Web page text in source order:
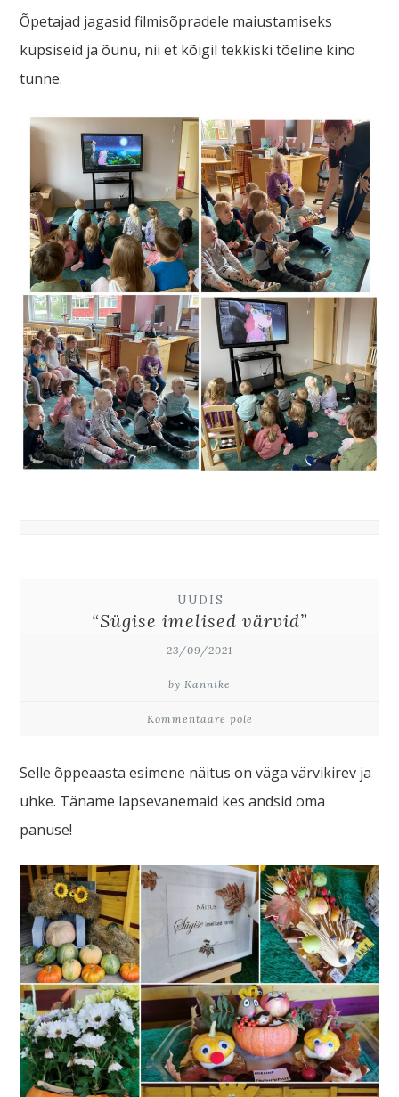
Õpetajad jagasid filmisõpradele maiustamiseks
küpsiseid ja õunu, nii et kõigil tekkiski tõeline kino
tunne.
UUDIS
“Sügise imelised värvid”
23/09/2021
by Kannike
Kommentaare pole
Selle õppeaasta esimene näitus on väga värvikirev ja
uhke. Täname lapsevanemaid kes andsid oma
panuse!